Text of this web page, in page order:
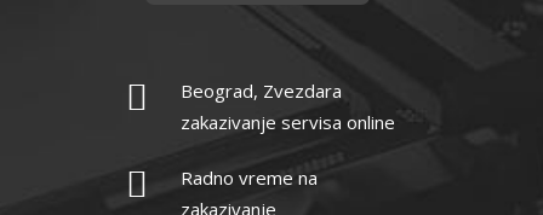
Beograd, Zvezdara
zakazivanje servisa online
Radno vreme na
zakazivanje